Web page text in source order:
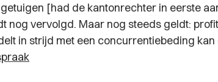
[had de kantonrechter in eerste
nog vervolgd. Maar nog steeds geldt:
in strijd met een concurrentiebeding kan